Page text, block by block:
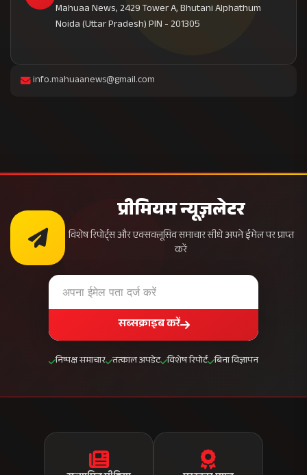
Mahuaa News, 2429 Tower A, Bhutani Alphathum
Noida (Uttar Pradesh) PIN - 201305
info.mahuaanews@gmail.com
प्रीमियम न्यूज़लेटर
विशेष रिपोर्ट्स और एक्सक्लूसिव समाचार सीधे अपने ईमेल पर प्राप्त
करें
सब्सक्राइब करें
निष्पक्ष समाचार तत्काल अपडेट विशेष रिपोर्ट बिना विज्ञापन